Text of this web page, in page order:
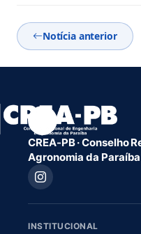
Notícia anterior
CREA-PB · Conselho
Agronomia da Paraíba
INSTITUCIONAL